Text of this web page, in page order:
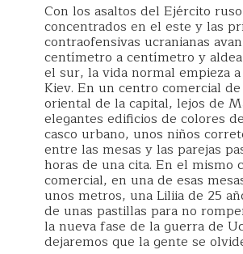
Con los asaltos del Ejército ruso
concentrados en el este y las
contraofensivas ucranianas
centímetro a centímetro y
el sur, la vida normal empieza
Kiev. En un centro comercial
oriental de la capital, lejos de
elegantes edificios de colores
casco urbano, unos niños
entre las mesas y las parejas
horas de una cita. En el mismo
comercial, en una de esas
unos metros, una Liliia de 25
de unas pastillas para no
la nueva fase de la guerra de
dejaremos que la gente se